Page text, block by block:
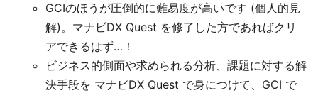
GCIのほうが圧倒的に難易度が高いです (個人的見
解)。マナビDX Quest を修了した方であればクリ
アできるはず…！
ビジネス的側面や求められる分析、課題に対する解
決手段を マナビDX Quest で身につけて、GCI で